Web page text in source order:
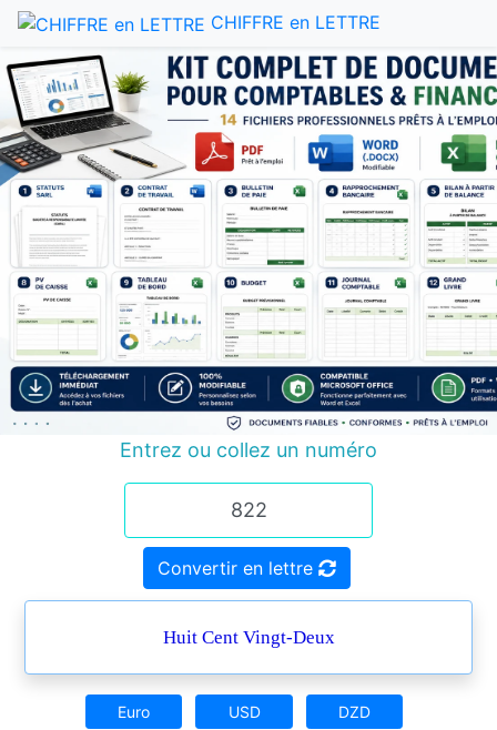
CHIFFRE en LETTRE
Entrez ou collez un numéro
Convertir en lettre
Huit Cent Vingt-Deux
Euro USD
DZD